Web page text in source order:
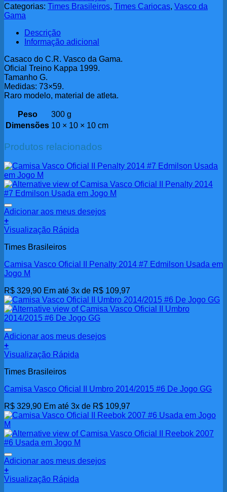
Categorias: Times Brasileiros, Times Cariocas, Vasco da
Gama
Descrição
Informação adicional
Casaco do C.R. Vasco da Gama.
Oficial Treino Kappa 1999.
Tamanho G.
Medidas: 73×59.
Raro modelo, material de atleta.
Peso
300 g
Dimensões 10 × 10 × 10 cm
Produtos relacionados
Adicionar aos meus desejos
+
Visualização Rápida
Times Brasileiros
Camisa Vasco Oficial II Penalty 2014 #7 Edmilson Usada em
Jogo M
R$ 329,90 Em até 3x de R$ 109,97
Adicionar aos meus desejos
+
Visualização Rápida
Times Brasileiros
Camisa Vasco Oficial II Umbro 2014/2015 #6 De Jogo GG
R$ 329,90 Em até 3x de R$ 109,97
Adicionar aos meus desejos
+
Visualização Rápida